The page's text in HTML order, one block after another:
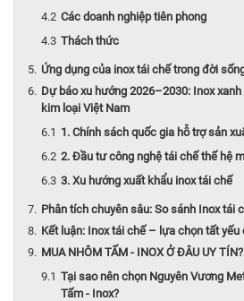
Các doanh nghiệp tiên phong
Thách thức
Ứng dụng của inox tái chế trong đời
Dự báo xu hướng 2026–2030: Inox
kim loại Việt Nam
1. Chính sách quốc gia hỗ trợ sản
2. Đầu tư công nghệ tái chế thế hệ
3. Xu hướng xuất khẩu inox tái chế
Phân tích chuyên sâu: So sánh Inox tái
Kết luận: Inox tái chế – lựa chọn tất
MUA NHÔM TẤM - INOX Ở ĐÂU UY TÍN?
Tại sao nên chọn Nguyên Vương
Tấm - Inox?